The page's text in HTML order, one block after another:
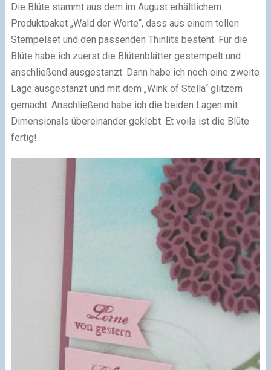
Die Blüte stammt aus dem im August erhältlichem
Produktpaket „Wald der Worte“, dass aus einem tollen
Stempelset und den passenden Thinlits besteht. Für die
Blüte habe ich zuerst die Blütenblätter gestempelt und
anschließend ausgestanzt. Dann habe ich noch eine zweite
Lage ausgestanzt und mit dem „Wink of Stella“ glitzern
gemacht. Anschließend habe ich die beiden Lagen mit
Dimensionals übereinander geklebt. Et voila ist die Blüte
fertig!